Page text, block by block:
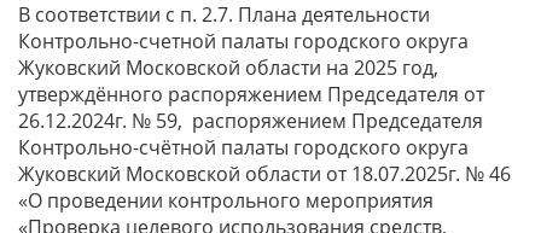
В соответствии с п. 2.7. Плана деятельности
Контрольно-счетной палаты городского округа
Жуковский Московской области на 2025 год,
утверждённого распоряжением Председателя от
26.12.2024г. № 59, распоряжением Председателя
Контрольно-счётной палаты городского округа
Жуковский Московской области от 18.07.2025г. № 46
«О проведении контрольного мероприятия
«Проверка целевого использования средств,